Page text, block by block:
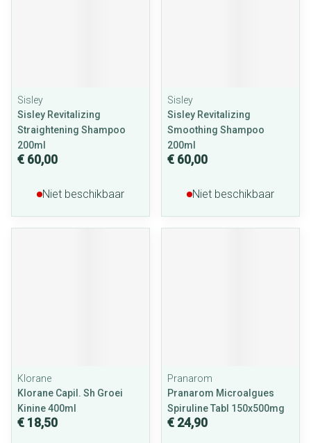
Sisley
Sisley Revitalizing
Straightening Shampoo
200ml
€ 60,00
Niet beschikbaar
Sisley
Sisley Revitalizing
Smoothing Shampoo
200ml
€ 60,00
Niet beschikbaar
Klorane
Klorane Capil. Sh Groei
Kinine 400ml
€ 18,50
Pranarom
Pranarom Microalgues
Spiruline Tabl 150x500mg
€ 24,90